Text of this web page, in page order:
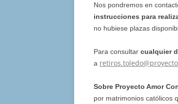
Nos pondremos en
instrucciones para
no hubiese plazas
Para consultar cualquier
a
Sobre Proyecto Amor
por matrimonios católicos